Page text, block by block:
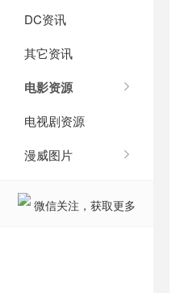
DC资讯
其它资讯
电影资源
电视剧资源
漫威图片
微信关注，获取更多